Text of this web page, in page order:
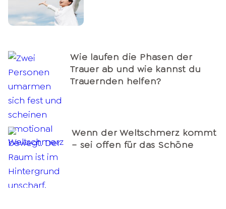
Wie laufen die Phasen der
Trauer ab und wie kannst du
Trauernden helfen?
Wenn der Weltschmerz kommt
– sei offen für das Schöne